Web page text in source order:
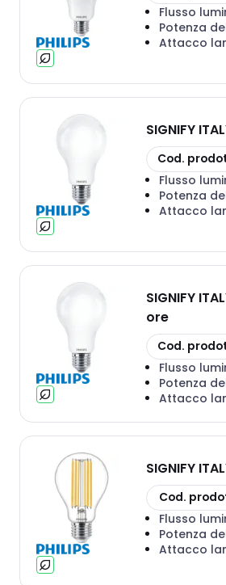
Flusso
Potenza
Attacco
SIGNIFY
copia
Cod.
Flusso
Potenza
Attacco
SIGNIFY
ore
copia
Cod.
Flusso
Potenza
Attacco
SIGNIFY
copia
Cod.
Flusso
Potenza
Attacco